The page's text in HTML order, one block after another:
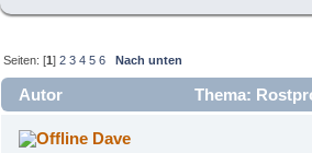
Seiten: [1]2 3 4 5 6 Nach unten
Autor
Thema:
mal)
Dave